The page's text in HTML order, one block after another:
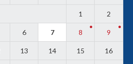
1 2
6 7 8 9
13 14 15 16